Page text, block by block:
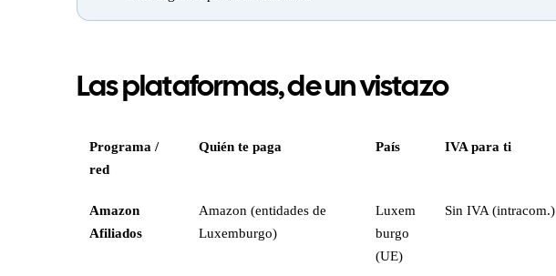
Las plataformas, de un vistazo
Programa /
red
Quién te paga País IVA para ti
Amazon
Afiliados
Amazon (entidades de
Luxemburgo)
Luxem
burgo
(UE)
Sin IVA (intracom.)